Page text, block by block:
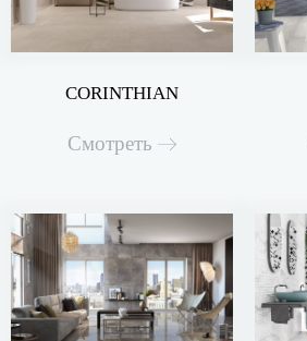
CORINTHIAN
Смотреть